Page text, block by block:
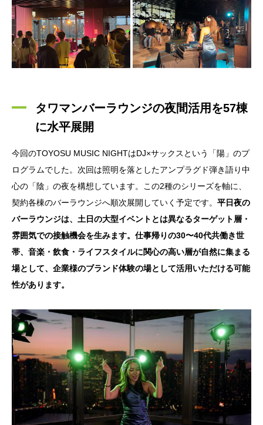
タワマンバーラウンジの夜間活用を57棟
に水平展開
今回のTOYOSU MUSIC NIGHTはDJ×サックスという「陽」のプ
ログラムでした。次回は照明を落としたアンプラグド弾き語り中
心の「陰」の夜を構想しています。この2種のシリーズを軸に、
契約各棟のバーラウンジへ順次展開していく予定です。 平日夜の
バーラウンジは、土日の大型イベントとは異なるターゲット層・
雰囲気での接触機会を生みます。仕事帰りの30〜40代共働き世
帯、音楽・飲食・ライフスタイルに関心の高い層が自然に集まる
場として、企業様のブランド体験の場として活用いただける可能
性があります。